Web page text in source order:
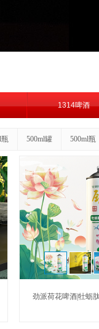
1314啤酒
瓶 500ml罐 500ml瓶
劲派荷花啤酒|牡蛎